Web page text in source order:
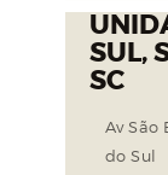
SUL,
SC
Av São
do Sul